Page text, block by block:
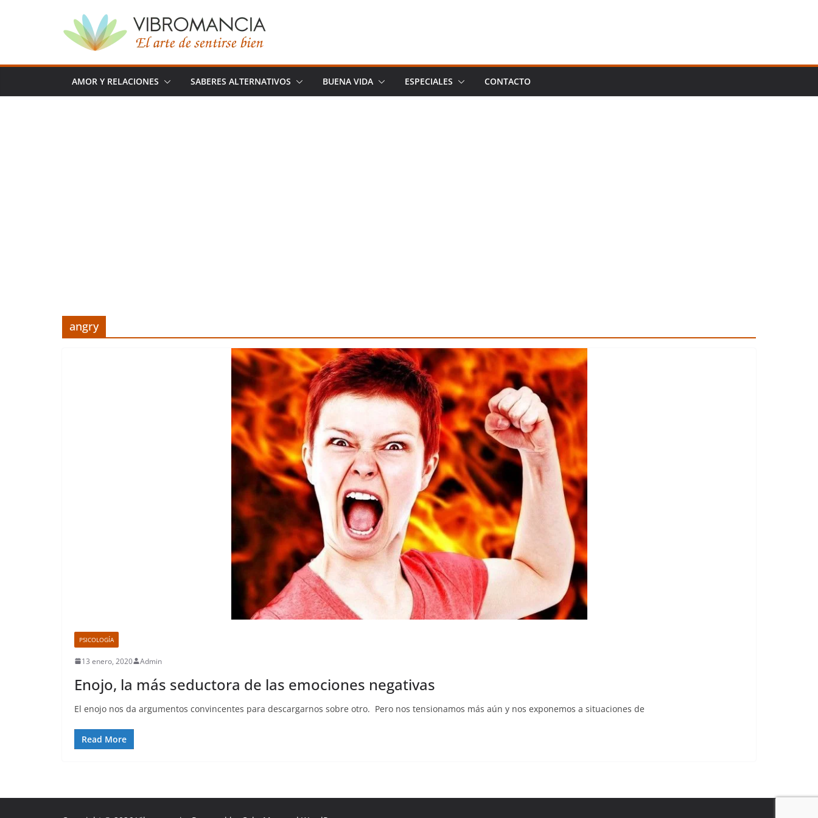
AMOR Y RELACIONES SABERES ALTERNATIVOS BUENA VIDA ESPECIALES CONTACTO
angry
PSICOLOGÍA
13 enero, 2020 Admin
Enojo, la más seductora de las emociones negativas
El enojo nos da argumentos convincentes para descargarnos sobre otro. Pero nos tensionamos más aún y nos exponemos a situaciones de
Read More